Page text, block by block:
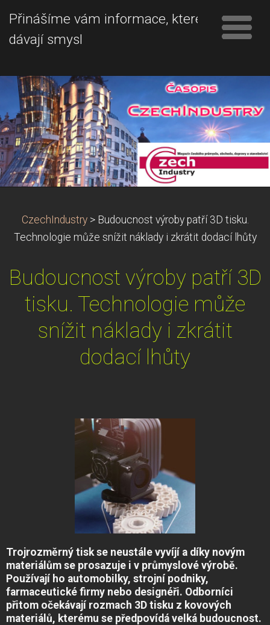
Přinášíme vám informace, které
dávají smysl
CzechIndustry > Budoucnost výroby patří 3D tisku.
Technologie může snížit náklady i zkrátit dodací lhůty
Budoucnost výroby patří 3D
tisku. Technologie může
snížit náklady i zkrátit
dodací lhůty
Trojrozměrný tisk se neustále vyvíjí a díky novým
materiálům se prosazuje i v průmyslové výrobě.
Používají ho automobilky, strojní podniky,
farmaceutické firmy nebo designéři. Odborníci
přitom očekávají rozmach 3D tisku z kovových
materiálů, kterému se předpovídá velká budoucnost.